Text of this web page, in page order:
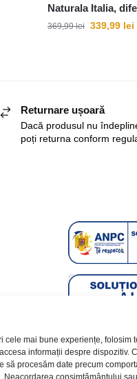
cele mai bune experiențe,
informații despre dispozitiv.
să procesăm date precum
Neacordarea consimțământului
Naturala Italia,
369,99lei 339,99 lei
Returnare ușoară
Dacă produsul nu
poți returna conform